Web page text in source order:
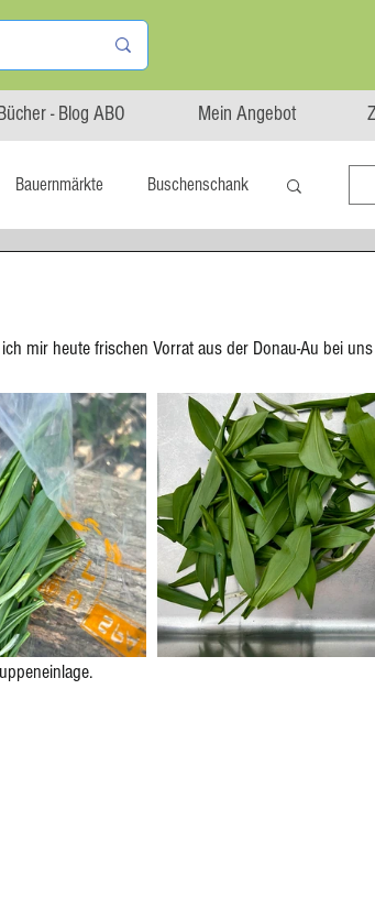
- Blog ABO Mein Angebot
Bauernmärkte Buschenschank
Asiatische Küche Aufstrich
Brot Biskuit
Dörren Eis
mir heute frischen Vorrat aus der Donau-Au bei